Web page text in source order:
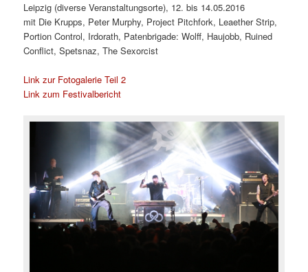
Leipzig (diverse Veranstaltungsorte), 12. bis 14.05.2016
mit Die Krupps, Peter Murphy, Project Pitchfork, Leaether Strip,
Portion Control, Irdorath, Patenbrigade: Wolff, Haujobb, Ruined
Conflict, Spetsnaz, The Sexorcist
Link zur Fotogalerie Teil 2
Link zum Festivalbericht